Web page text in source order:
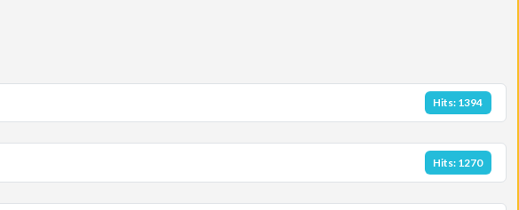
Hits: 1394
Hits: 1270